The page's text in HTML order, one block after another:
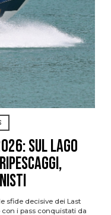
sul Lago
sfide decisive dei Last
i pass conquistati da